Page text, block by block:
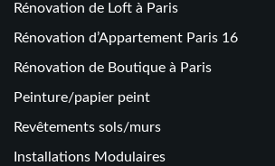
Rénovation de Loft à Paris
Rénovation d’Appartement Paris 16
Rénovation de Boutique à Paris
Peinture/papier peint
Revêtements sols/murs
Installations Modulaires